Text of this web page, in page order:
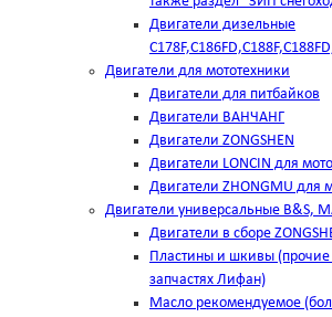
Двигатели дизельные
Двигатели для мототехники
Двигатели для питбайков
Двигатели ВАНЧАНГ
Двигатели ZONGSHEN
Двигатели LONCIN для
Двигатели ZHONGMU для
Двигатели универсальные B&S,
Двигатели в сборе
Пластины и шкивы (прочие
запчастях Лифан)
Масло рекомендуемое